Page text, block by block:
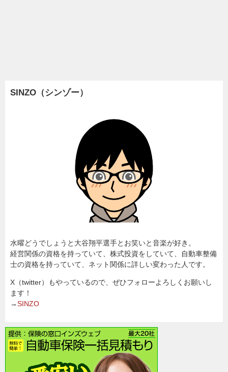
SINZO（シンゾー）
水曜どうでしょうと大谷翔平選手とお笑いと音楽が好き。
経営関係の資格を持っていて、株式投資をしていて、自動車整備
士の資格を持っていて、ネット関係に詳しい変わった人です。
X（twitter）もやっているので、ぜひフォローよろしくお願いし
ます！
→SINZO